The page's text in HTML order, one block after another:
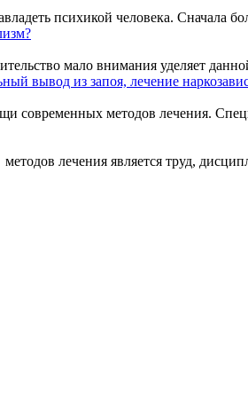
психикой человека. Сначала
мало внимания уделяет
вывод из запоя, лечение
современных методов лечения.
лечения является труд,